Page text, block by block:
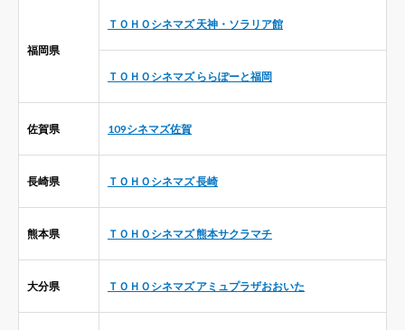
福岡県
ＴＯＨＯシネマズ 天神・ソラリア館
ＴＯＨＯシネマズ ららぽーと福岡
佐賀県 109シネマズ佐賀
長崎県 ＴＯＨＯシネマズ 長崎
熊本県 ＴＯＨＯシネマズ 熊本サクラマチ
大分県 ＴＯＨＯシネマズ アミュプラザおおいた